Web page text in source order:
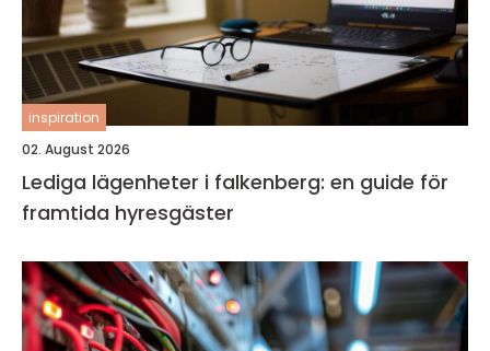
inspiration
02. August 2026
Lediga lägenheter i falkenberg: en guide för
framtida hyresgäster